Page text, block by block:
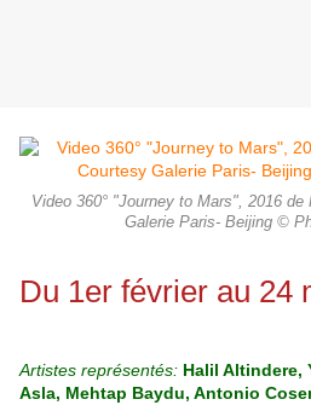
Video 360° "Journey to Mars", 2016
Galerie Paris- Beijing ©
Du 1er février au 24
Artistes représentés: Halil Altindere,
Asla, Mehtap Baydu, Antonio